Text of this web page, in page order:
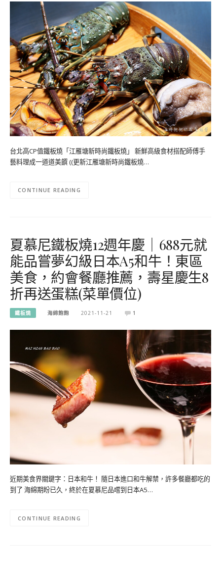
台北高CP值鐵板燒「江雁塘新時尚鐵板燒」 新鮮高級食材搭配師傅手
藝料理成一道道美饌 ((更新江雁塘新時尚鐵板燒…
CONTINUE READING
夏慕尼鐵板燒12週年慶｜688元就
能品嘗夢幻級日本A5和牛！東區
美食，約會餐廳推薦，壽星慶生8
折再送蛋糕(菜單價位)
鐵板燒 海綿飽飽 2021-11-21 1
近期美食界關鍵字：日本和牛！ 隨日本進口和牛解禁，許多餐廳都吃的
到了 海綿期盼已久，終於在夏慕尼品嚐到日本A5…
CONTINUE READING